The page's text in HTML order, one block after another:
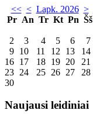
<< < Lapk. 2026 >
Pr An Tr Kt Pn Šš
2
3 4 5 6 7
9 10 11 12 13 14
16 17 18 19 20 21
23 24 25 26 27 28
30
Naujausi leidiniai